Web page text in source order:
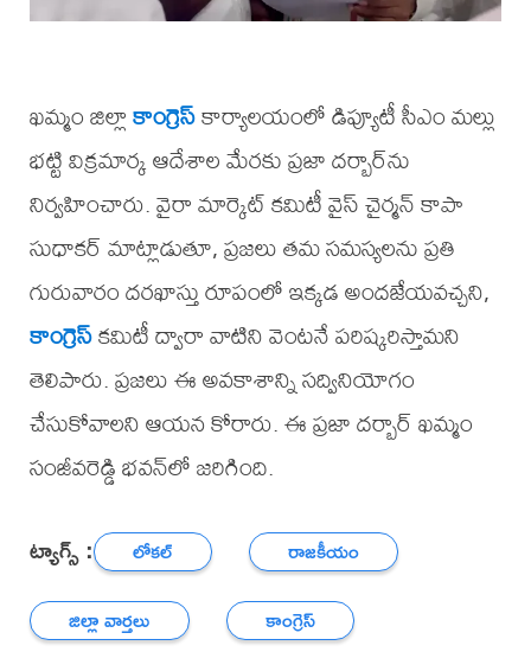
ఖమ్మం జిల్లాకాంగ్రెస్కార్యాలయంలో డిప్యూటీ సీఎం మల్లు
భట్టి విక్రమార్క ఆదేశాల మేరకు ప్రజా దర్బార్‌ను
నిర్వహించారు. వైరా మార్కెట్ కమిటీ వైస్ చైర్మన్ కాపా
సుధాకర్ మాట్లాడుతూ, ప్రజలు తమ సమస్యలను ప్రతి
గురువారం దరఖాస్తు రూపంలో ఇక్కడ అందజేయవచ్చని,
కాంగ్రెస్కమిటీ ద్వారా వాటిని వెంటనే పరిష్కరిస్తామని
తెలిపారు. ప్రజలు ఈ అవకాశాన్ని సద్వినియోగం
చేసుకోవాలని ఆయన కోరారు. ఈ ప్రజా దర్బార్ ఖమ్మం
సంజీవరెడ్డి భవన్‌లో జరిగింది.
ట్యాగ్స్ : లోకల్
రాజకీయం
జిల్లా వార్తలు
కాంగ్రెస్